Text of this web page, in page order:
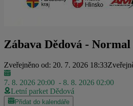
Zábava Dědová - Normal
Zveřejněno od: 20. 7. 2026 18:33
7. 8. 2026 20:00 - 8. 8. 2026 02:00
Letní parket Dědová
Přidat do kalendáře